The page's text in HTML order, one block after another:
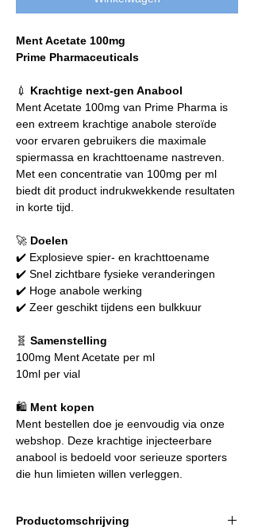
Ment Acetate 100mg
Prime Pharmaceuticals
💉 Krachtige next-gen Anabool
Ment Acetate 100mg van Prime Pharma is
een extreem krachtige anabole steroïde
voor ervaren gebruikers die maximale
spiermassa en krachttoename nastreven.
Met een concentratie van 100mg per ml
biedt dit product indrukwekkende resultaten
in korte tijd.
🚀 Doelen
✔️ Explosieve spier- en krachttoename
✔️ Snel zichtbare fysieke veranderingen
✔️ Hoge anabole werking
✔️ Zeer geschikt tijdens een bulkkuur
🧬 Samenstelling
100mg Ment Acetate per ml
10ml per vial
🛍️ Ment kopen
Ment bestellen doe je eenvoudig via onze
webshop. Deze krachtige injecteerbare
anabool is bedoeld voor serieuze sporters
die hun limieten willen verleggen.
Productomschrijving